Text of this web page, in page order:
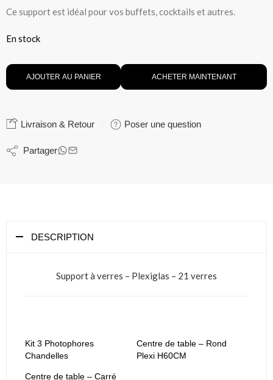
Ce support est idéal pour vos buffets, cocktails et autres.
En stock
AJOUTER AU PANIER ACHETER MAINTENANT
Livraison & Retour Poser une question
Partager
DESCRIPTION
Support à verres – Plexiglas – 21 verres
Kit 3 Photophores
Chandelles
Centre de table – Rond
Plexi H60CM
Centre de table – Carré